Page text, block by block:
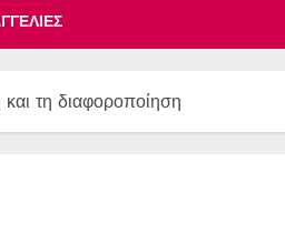
τη διαφοροποίηση